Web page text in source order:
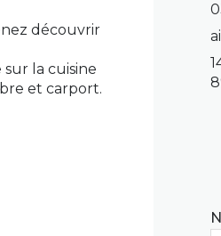
découvrir
la cuisine
et carport.